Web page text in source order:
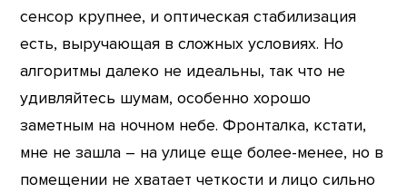
сенсор крупнее, и оптическая стабилизация
есть, выручающая в сложных условиях. Но
алгоритмы далеко не идеальны, так что не
удивляйтесь шумам, особенно хорошо
заметным на ночном небе. Фронталка, кстати,
мне не зашла – на улице еще более-менее, но в
помещении не хватает четкости и лицо сильно